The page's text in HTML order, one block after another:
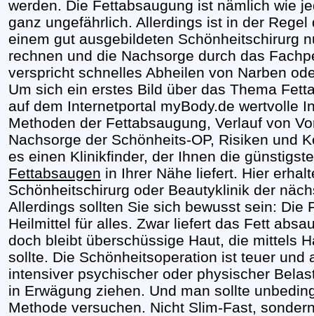
werden. Die Fettabsaugung ist nämlich wie
ganz ungefährlich. Allerdings ist in der
einem gut ausgebildeten Schönheitschirurg
rechnen und die Nachsorge durch das
verspricht schnelles Abheilen von Narben
Um sich ein erstes Bild über das Thema
auf dem Internetportal myBody.de wertvolle
Methoden der Fettabsaugung, Verlauf von
Nachsorge der Schönheits-OP, Risiken und
es einen Klinikfinder, der Ihnen die
Fettabsaugen in Ihrer Nähe liefert. Hier
Schönheitschirurg oder Beautyklinik der
Allerdings sollten Sie sich bewusst sein: Die
Heilmittel für alles. Zwar liefert das Fett
doch bleibt überschüssige Haut, die mittels
sollte. Die Schönheitsoperation ist teuer und
intensiver psychischer oder physischer
in Erwägung ziehen. Und man sollte
Methode versuchen. Nicht Slim-Fast,